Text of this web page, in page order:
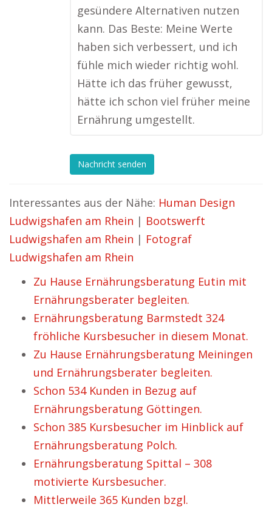
gesündere Alternativen nutzen
kann. Das Beste: Meine Werte
haben sich verbessert, und ich
fühle mich wieder richtig wohl.
Hätte ich das früher gewusst,
hätte ich schon viel früher meine
Ernährung umgestellt.
Nachricht senden
Interessantes aus der Nähe: Human Design
Ludwigshafen am Rhein | Bootswerft
Ludwigshafen am Rhein | Fotograf
Ludwigshafen am Rhein
Zu Hause Ernährungsberatung Eutin mit
Ernährungsberater begleiten.
Ernährungsberatung Barmstedt 324
fröhliche Kursbesucher in diesem Monat.
Zu Hause Ernährungsberatung Meiningen
und Ernährungsberater begleiten.
Schon 534 Kunden in Bezug auf
Ernährungsberatung Göttingen.
Schon 385 Kursbesucher im Hinblick auf
Ernährungsberatung Polch.
Ernährungsberatung Spittal – 308
motivierte Kursbesucher.
Mittlerweile 365 Kunden bzgl.